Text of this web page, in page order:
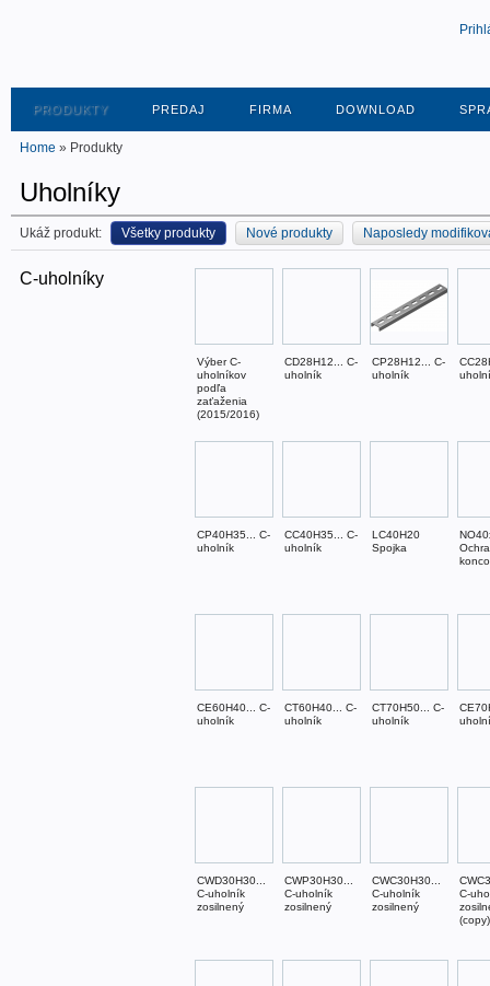
PRODUKTY PREDAJ FIRMA DOWNLOAD
Home » Produkty
Uholníky
Ukáž produkt: Všetky produkty Nové produkty Naposledy
C-uholníky
Výber C-
uholníkov
podľa
zaťaženia
(2015/2016)
CD28H12... C-
uholník
CP28H12... C-
uholník
CP40H35... C-
uholník
CC40H35... C-
uholník
LC40H20
Spojka
CE60H40... C-
uholník
CT60H40... C-
uholník
CT70H50... C-
uholník
CWD30H30...
C-uholník
zosilnený
CWP30H30...
C-uholník
zosilnený
CWC30H30...
C-uholník
zosilnený
C-
(copy)